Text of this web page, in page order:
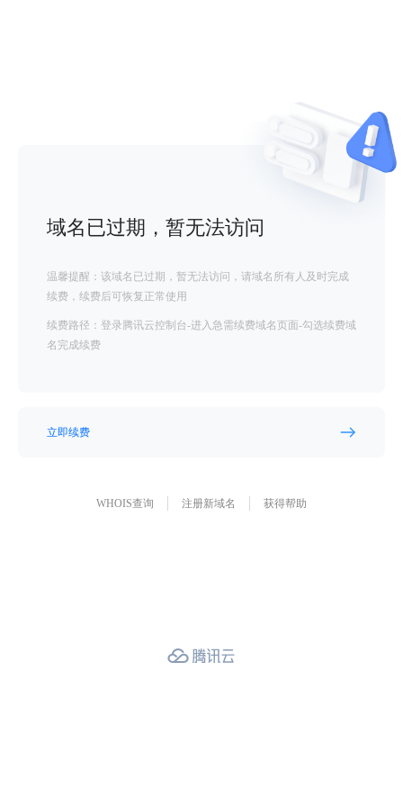
域名已过期，暂无法访问
温馨提醒：该域名已过期，暂无法访问，请域名所有人及时完成
续费，续费后可恢复正常使用
续费路径：登录腾讯云控制台-进入急需续费域名页面-勾选续费域
名完成续费
立即续费
WHOIS查询 注册新域名 获得帮助